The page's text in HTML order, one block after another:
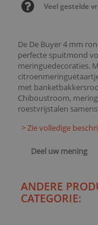
De De Buyer 4 mm
perfecte spuitmond
meringuedecoraties.
met
Chiboustroom,
roestvrijstalen
> Zie volledige
Deel uw mening
Veel gestelde
ANDERE
CATEGORIE: